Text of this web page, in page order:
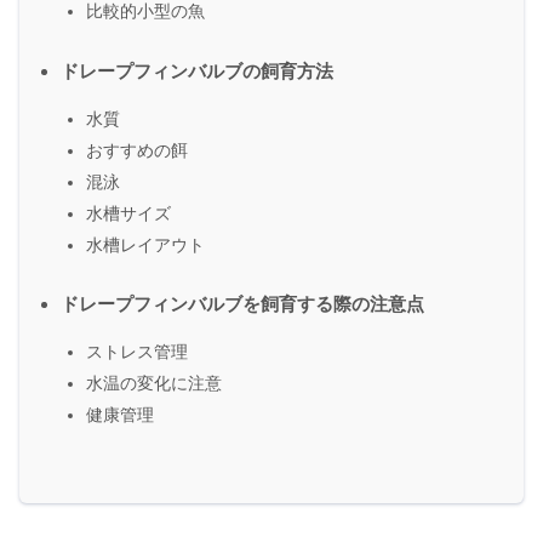
比較的小型の魚
ドレープフィンバルブの飼育方法
水質
おすすめの餌
混泳
水槽サイズ
水槽レイアウト
ドレープフィンバルブを飼育する際の注意点
ストレス管理
水温の変化に注意
健康管理